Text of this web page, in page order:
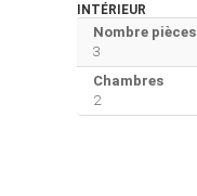
INTÉRIEUR
Nombre pièces
3
Chambres
2